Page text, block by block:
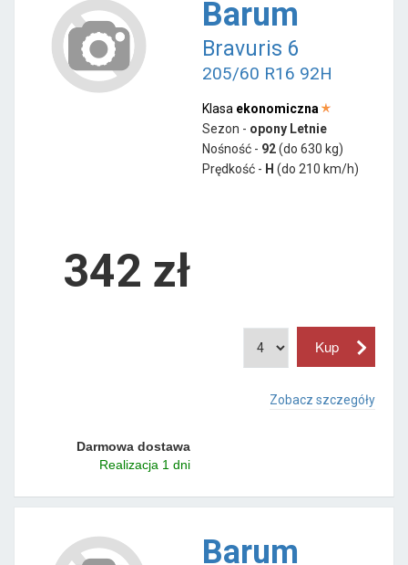
Barum
Bravuris 6
205/60 R16 92H
Klasa ekonomiczna
Sezon - opony Letnie
Nośność - 92(do 630 kg)
Prędkość - H (do 210 km/h)
342 zł
Zobacz szczegóły
Darmowa dostawa
Realizacja 1 dni
Barum